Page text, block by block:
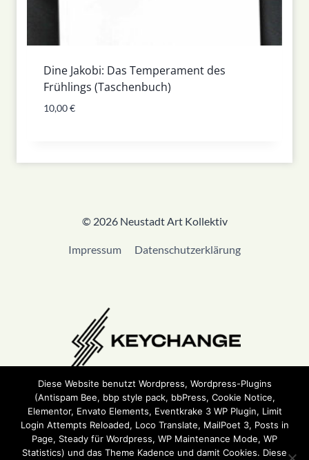
Dine Jakobi: Das Temperament des
Frühlings (Taschenbuch)
10,00€
© 2026 Neustadt Art Kollektiv
Impressum Datenschutzerklärung
Wir sind Teil vonKeychange und haben einePledge
unterzeichnet.
Diese Website benutzt Wordpress, Wordpress-Plugins
(Antispam Bee, bbp style pack, bbPress, Cookie Notice,
Elementor, Envato Elements, Eventkrake 3 WP Plugin, Limit
Login Attempts Reloaded, Loco Translate, MailPoet 3, Posts in
Page, Steady für Wordpress, WP Maintenance Mode, WP
Statistics) und das Theme Kadence und damit Cookies. Diese